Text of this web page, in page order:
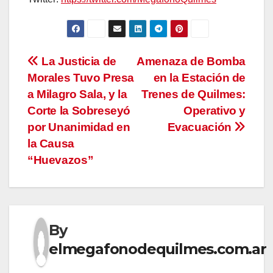
Navegación
de
entradas
Amenaza de Bomba
en la Estación de
Trenes de Quilmes:
Operativo y
Evacuación
La Justicia de
Morales Tuvo Presa
a Milagro Sala, y la
Corte la Sobreseyó
por Unanimidad en
la Causa
“Huevazos”
By
elmegafonodequilmes.com.ar